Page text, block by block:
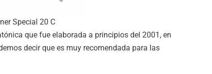
Special 20 C
que fue elaborada a principios del 2001, en
decir que es muy recomendada para las